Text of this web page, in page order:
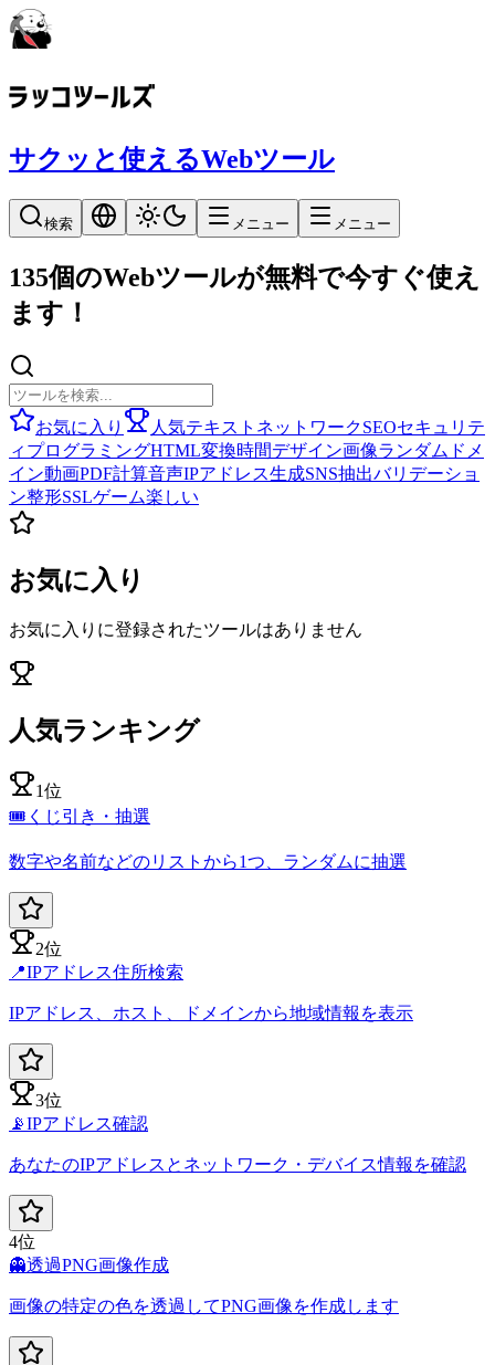
サクッと使えるWebツール
検索 メニュー メニュー
135個のWebツールが無料で今すぐ使え
ます！
お気に入り 人気テキスト ネットワークSEOセキュリテ
ィ プログラミングHTML変換時間デザイン画像ランダム ドメ
イン動画PDF計算音声IPアドレス生成SNS抽出バリデーショ
ン整形SSLゲーム楽しい
お気に入り
お気に入りに登録されたツールはありません
人気ランキング
1位
🎟️ くじ引き・抽選
数字や名前などのリストから1つ、ランダムに抽選
2位
📍IPアドレス住所検索
IPアドレス、ホスト、ドメインから地域情報を表示
3位
📡IPアドレス確認
あなたのIPアドレスとネットワーク・デバイス情報を確認
4位
👻透過PNG画像作成
画像の特定の色を透過してPNG画像を作成します